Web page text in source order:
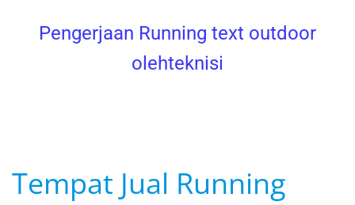
Pengerjaan Running text outdoor
olehteknisi
Tempat Jual Running